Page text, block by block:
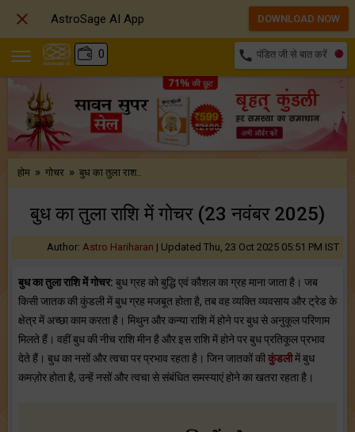
0 call पंडित जी से बात करें
होम » गोचर » बुध का तुला राश..
बुध का तुला राशि में गोचर (23 नवंबर 2025)
Author: Astro Hariharan | Updated Thu, 23 Oct 2025 05:51 PM IST
बुध का तुला राशि में गोचर: बुध ग्रह को बुद्धि एवं कौशल का ग्रह माना जाता है। जब
किसी जातक की कुंडली में बुध ग्रह मजबूत होता है, तब वह व्‍यक्‍ति व्‍यवसाय और ट्रेड के
क्षेत्र में अच्‍छा काम करता है। मिथुन और कन्‍या राशि में होने पर बुध से अनुकूल परिणाम
मिलते हैं। वहीं बुध की नीच राशि मीन है और इस राशि में होने पर बुध प्रतिकूल प्रभाव
देते हैं। बुध का नसों और त्‍वचा पर प्रभाव रहता है। जिन जातकों कीकुंडलीमें बुध
कमज़ोर होता है, उन्‍हें नसों और त्‍वचा से संबंधित समस्‍याएं होने का खतरा रहता है।
 AstroSage AI App DOWNLOAD NOW